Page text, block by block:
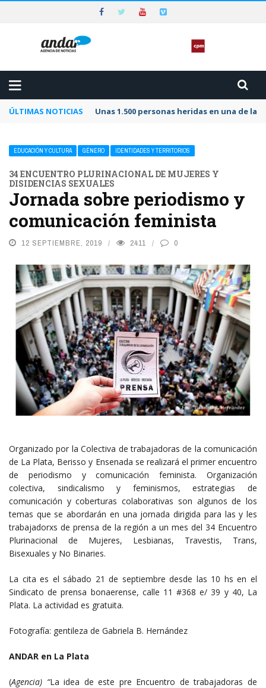
ÚLTIMAS NOTICIAS Unas 1.500 personas heridas en una de
EDUCACIÓN Y CULTURA GÉNERO IDENTIDADES Y TERRITORIOS
34 ENCUENTRO PLURINACIONAL DE MUJERES Y
DISIDENCIAS SEXUALES
Jornada sobre periodismo y
comunicación feminista
12 SEPTIEMBRE, 2019 2411 0
Organizado por la Colectiva de trabajadoras de la comunicación
de La Plata, Berisso y Ensenada se realizará el primer encuentro
de periodismo y comunicación feminista. Organización
colectiva, sindicalismo y feminismos, estrategias de
comunicación y coberturas colaborativas son algunos de los
temas que se abordarán en una jornada dirigida para las y les
trabajadorxs de prensa de la región a un mes del 34 Encuentro
Plurinacional de Mujeres, Lesbianas, Travestis, Trans,
Bisexuales y No Binaries.
La cita es el sábado 21 de septiembre desde las 10 hs en el
Sindicato de prensa bonaerense, calle 11 #368 e/ 39 y 40, La
Plata. La actividad es gratuita.
Fotografía: gentileza de Gabriela B. Hernández
ANDAR en La Plata
(Agencia) “La idea de este pre Encuentro de trabajadoras de